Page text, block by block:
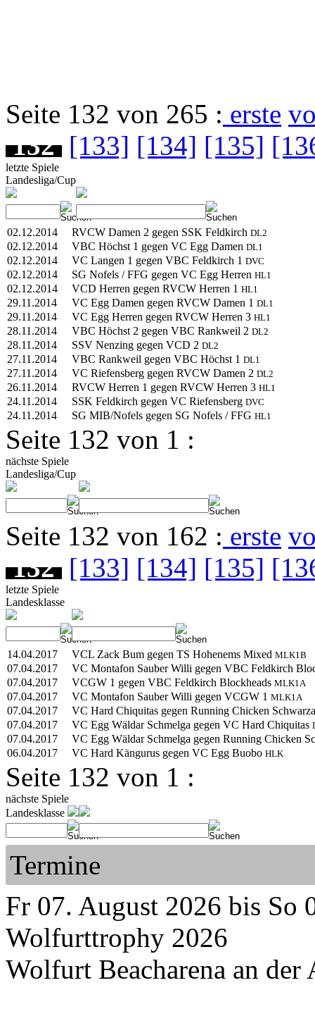
Seite 132 von 265 : erste
132 [133] [134] [135]
letzte Spiele
Landesliga/Cup
02.12.2014 RVCW Damen 2 gegen SSK Feldkirch DL2
02.12.2014 VBC Höchst 1 gegen VC Egg Damen DL1
02.12.2014 VC Langen 1 gegen VBC Feldkirch 1 DVC
02.12.2014 SG Nofels / FFG gegen VC Egg Herren HL1
02.12.2014 VCD Herren gegen RVCW Herren 1 HL1
29.11.2014 VC Egg Damen gegen RVCW Damen 1 DL1
29.11.2014 VC Egg Herren gegen RVCW Herren 3 HL1
28.11.2014 VBC Höchst 2 gegen VBC Rankweil 2 DL2
28.11.2014 SSV Nenzing gegen VCD 2 DL2
27.11.2014 VBC Rankweil gegen VBC Höchst 1 DL1
27.11.2014 VC Riefensberg gegen RVCW Damen 2 DL2
26.11.2014 RVCW Herren 1 gegen RVCW Herren 3 HL1
24.11.2014 SSK Feldkirch gegen VC Riefensberg DVC
24.11.2014 SG MIB/Nofels gegen SG Nofels / FFG HL1
Seite 132 von 1 :
nächste Spiele
Landesliga/Cup
Seite 132 von 162 : erste
132 [133] [134] [135]
letzte Spiele
Landesklasse
14.04.2017 VCL Zack Bum gegen TS Hohenems Mixed MLK1B
07.04.2017
VC Montafon Sauber Willi gegen VBC Feldkirch
07.04.2017
VCGW 1 gegen VBC Feldkirch Blockheads MLK1A
07.04.2017 VC Montafon Sauber Willi gegen VCGW 1 MLK1A
07.04.2017
VC Hard Chiquitas gegen Running Chicken
07.04.2017
VC Egg Wäldar Schmelga gegen VC Hard Chiquitas
07.04.2017
VC Egg Wäldar Schmelga gegen Running Chicken
06.04.2017
VC Hard Kängurus gegen VC Egg Buobo HLK
Seite 132 von 1 :
nächste Spiele
Landesklasse
Termine
Fr 07. August 2026 bis So
Wolfurttrophy 2026
Wolfurt Beacharena an der